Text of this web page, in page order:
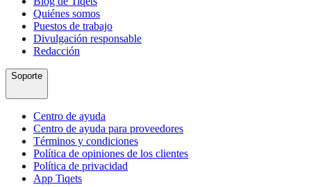
Quiénes somos
Puestos de trabajo
Divulgación responsable
Redacción
Soporte
Centro de ayuda
Centro de ayuda para proveedores
Términos y condiciones
Política de opiniones de los clientes
Política de privacidad
App Tiqets